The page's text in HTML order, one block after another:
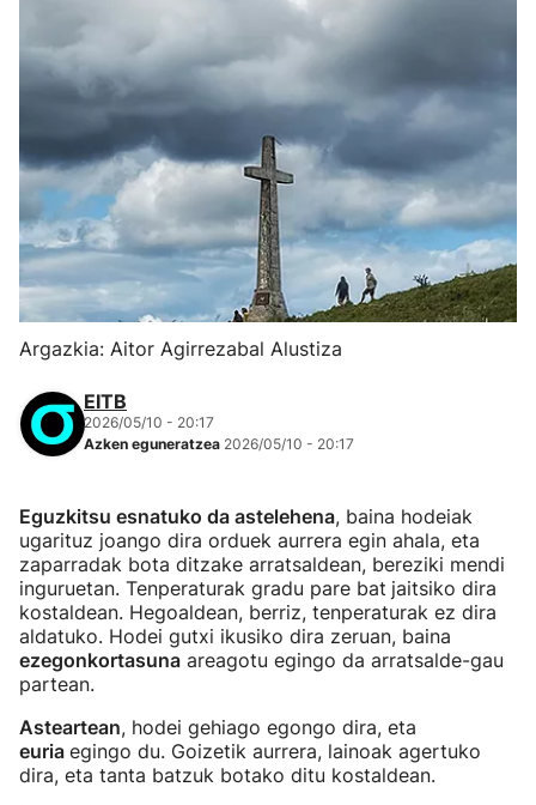
Argazkia: Aitor Agirrezabal Alustiza
EITB
2026/05/10 - 20:17
Azken eguneratzea 2026/05/10 - 20:17
Eguzkitsu esnatuko da astelehena, baina hodeiak
ugarituz joango dira orduek aurrera egin ahala, eta
zaparradak bota ditzake arratsaldean, bereziki mendi
inguruetan. Tenperaturak gradu pare bat jaitsiko dira
kostaldean. Hegoaldean, berriz, tenperaturak ez dira
aldatuko. Hodei gutxi ikusiko dira zeruan, baina
ezegonkortasuna areagotu egingo da arratsalde-gau
partean.
Asteartean, hodei gehiago egongo dira, eta
euria egingo du. Goizetik aurrera, lainoak agertuko
dira, eta tanta batzuk botako ditu kostaldean.